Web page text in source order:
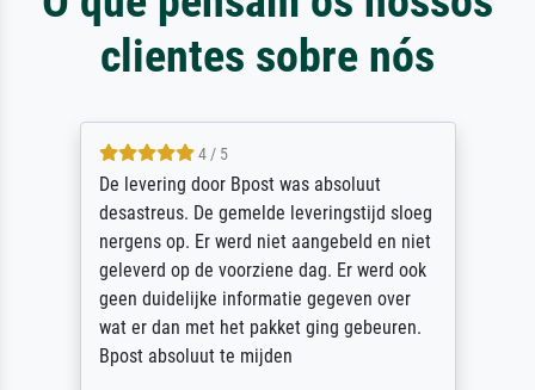
clientes sobre nós
Sehr gute Qualität des Leinwanddrucks und
des Rahmens! Unser Bild wurde sehr
sorgfältig und sicher verpackt, so dass es
unbeschadet bei uns ankam. Es wird nicht
unser letzter Meisterdruck sein. Vielen
Dank!